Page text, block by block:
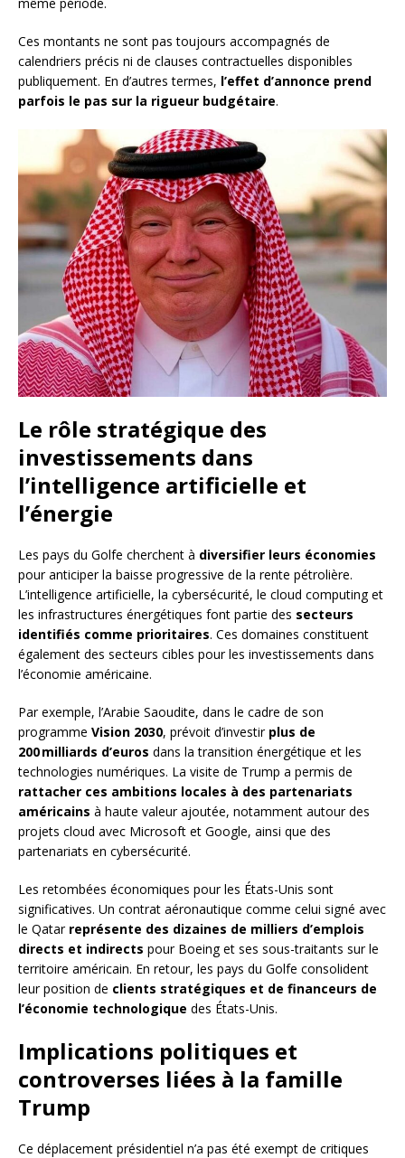
Ces montants ne sont pas toujours accompagnés de
calendriers précis ni de clauses contractuelles disponibles
publiquement. En d’autres termes, l’effet d’annonce prend
parfois le pas sur la rigueur budgétaire.
Le rôle stratégique des
investissements dans
l’intelligence artificielle et
l’énergie
Les pays du Golfe cherchent à diversifier leurs économies
pour anticiper la baisse progressive de la rente pétrolière.
L’intelligence artificielle, la cybersécurité, le cloud computing et
les infrastructures énergétiques font partie des secteurs
identifiés comme prioritaires. Ces domaines constituent
également des secteurs cibles pour les investissements dans
l’économie américaine.
Par exemple, l’Arabie Saoudite, dans le cadre de son
programme Vision 2030, prévoit d’investir plus de
200 milliards d’euros dans la transition énergétique et les
technologies numériques. La visite de Trump a permis de
rattacher ces ambitions locales à des partenariats
américains à haute valeur ajoutée, notamment autour des
projets cloud avec Microsoft et Google, ainsi que des
partenariats en cybersécurité.
Les retombées économiques pour les États-Unis sont
significatives. Un contrat aéronautique comme celui signé avec
le Qatar représente des dizaines de milliers d’emplois
directs et indirects pour Boeing et ses sous-traitants sur le
territoire américain. En retour, les pays du Golfe consolident
leur position de clients stratégiques et de financeurs de
l’économie technologique des États-Unis.
Implications politiques et
controverses liées à la famille
Trump
Ce déplacement présidentiel n’a pas été exempt de critiques